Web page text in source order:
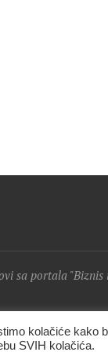
sa portala
kolačiće kako
SVIH kolačića.